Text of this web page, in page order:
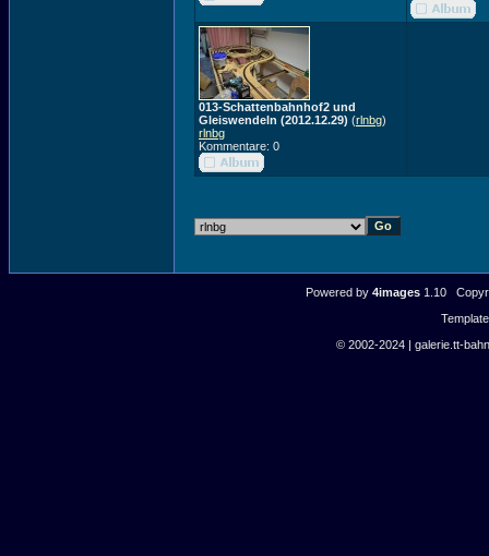
013-Schattenbahnhof2 und
Gleiswendeln (2012.12.29) (rlnbg)
rlnbg
Kommentare: 0
Powered by 4images1.10
© 2002-2024 | galerie.tt-